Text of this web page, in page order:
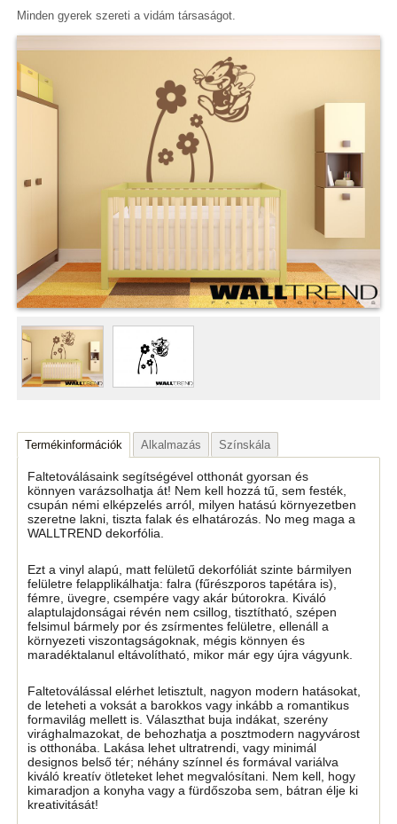
Minden gyerek szereti a vidám társaságot.
Termékinformációk Alkalmazás Színskála
Faltetoválásaink segítségével otthonát gyorsan és
könnyen varázsolhatja át! Nem kell hozzá tű, sem festék,
csupán némi elképzelés arról, milyen hatású környezetben
szeretne lakni, tiszta falak és elhatározás. No meg maga a
WALLTREND dekorfólia.
Ezt a vinyl alapú, matt felületű dekorfóliát szinte bármilyen
felületre felapplikálhatja: falra (fűrészporos tapétára is),
fémre, üvegre, csempére vagy akár bútorokra. Kiváló
alaptulajdonságai révén nem csillog, tisztítható, szépen
felsimul bármely por és zsírmentes felületre, ellenáll a
környezeti viszontagságoknak, mégis könnyen és
maradéktalanul eltávolítható, mikor már egy újra vágyunk.
Faltetoválással elérhet letisztult, nagyon modern hatásokat,
de leteheti a voksát a barokkos vagy inkább a romantikus
formavilág mellett is. Választhat buja indákat, szerény
virághalmazokat, de behozhatja a posztmodern nagyvárost
is otthonába. Lakása lehet ultratrendi, vagy minimál
designos belső tér; néhány színnel és formával variálva
kiváló kreatív ötleteket lehet megvalósítani. Nem kell, hogy
kimaradjon a konyha vagy a fürdőszoba sem, bátran élje ki
kreativitását!